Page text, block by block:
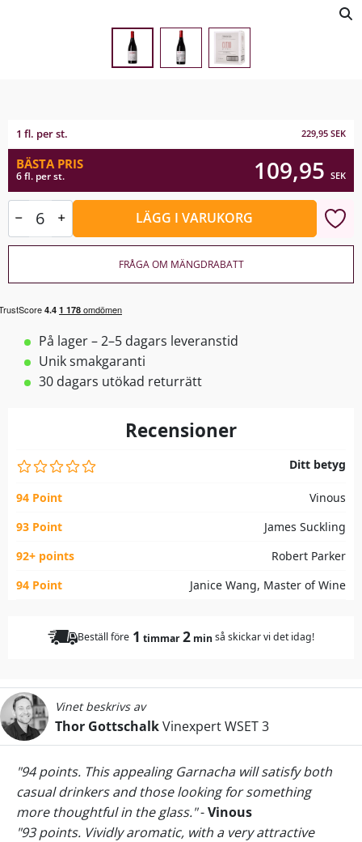
1 fl. per st. 229,95 SEK
BÄSTA PRIS
6 fl. per st. 109,95 SEK
LÄGG I VARUKORG
FRÅGA OM MÄNGDRABATT
På lager – 2–5 dagars leveranstid
Unik smakgaranti
30 dagars utökad returrätt
Recensioner
Ditt betyg
94 Point
Vinous
93 Point
James Suckling
92+ points
Robert Parker
94 Point
Janice Wang, Master of Wine
Beställ före 1 timmar2min så skickar vi det idag!
Vinet beskrivs av
Thor GottschalkVinexpert WSET 3
"94 points. This appealing Garnacha will satisfy both
casual drinkers and those looking for something
more thoughtful in the glass."-Vinous
"93 points. Vividly aromatic, with a very attractive